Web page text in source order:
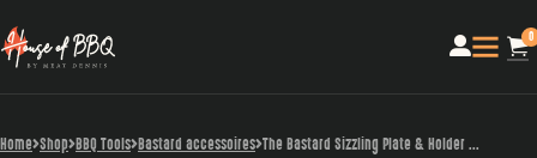
0
Home Shop BBQ Tools Bastard accessoires The Bastard Sizzling Plate & Holder ...